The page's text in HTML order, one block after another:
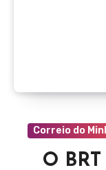
Correio do
O